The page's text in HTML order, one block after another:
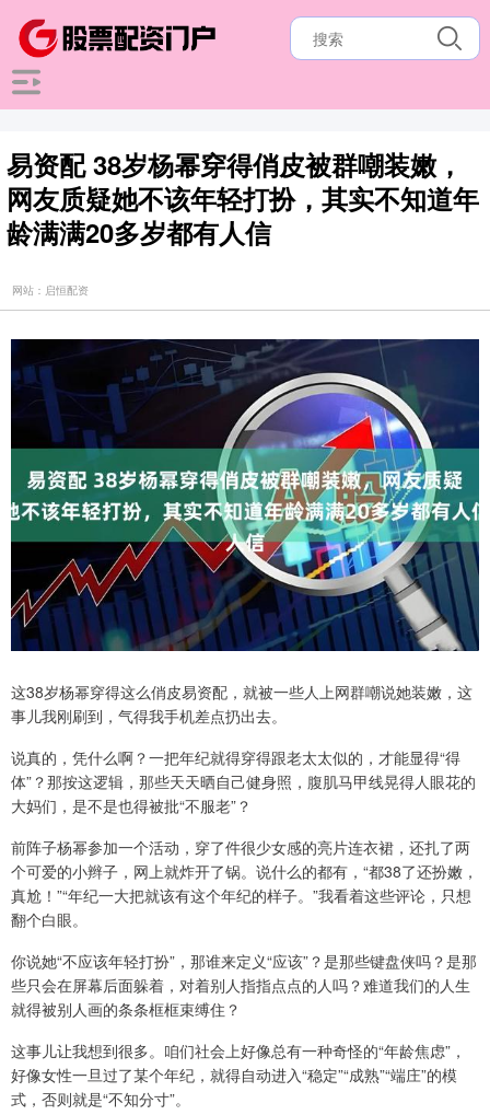
易资配 38岁杨幂穿得俏皮被群嘲装嫩，
网友质疑她不该年轻打扮，其实不知道年
龄满满20多岁都有人信
网站：启恒配资
这38岁杨幂穿得这么俏皮易资配，就被一些人上网群嘲说她装嫩，这
事儿我刚刷到，气得我手机差点扔出去。
说真的，凭什么啊？一把年纪就得穿得跟老太太似的，才能显得“得
体”？那按这逻辑，那些天天晒自己健身照，腹肌马甲线晃得人眼花的
大妈们，是不是也得被批“不服老”？
前阵子杨幂参加一个活动，穿了件很少女感的亮片连衣裙，还扎了两
个可爱的小辫子，网上就炸开了锅。说什么的都有，“都38了还扮嫩，
真尬！”“年纪一大把就该有这个年纪的样子。”我看着这些评论，只想
翻个白眼。
你说她“不应该年轻打扮”，那谁来定义“应该”？是那些键盘侠吗？是那
些只会在屏幕后面躲着，对着别人指指点点的人吗？难道我们的人生
就得被别人画的条条框框束缚住？
这事儿让我想到很多。咱们社会上好像总有一种奇怪的“年龄焦虑”，
好像女性一旦过了某个年纪，就得自动进入“稳定”“成熟”“端庄”的模
式，否则就是“不知分寸”。